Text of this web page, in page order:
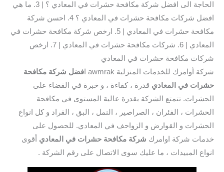
الحاجة الى افضل شركة مكافحة حشرات في المعادي ؟ | 3. ما هي
افضل شركات مكافحة حشرات في المعادي ؟ 4. احسن شركة
مكافحة حشرات في المعادي | 5. ارخص شركة مكافحة حشرات في
المعادي | 6. شركات مكافحة حشرات في المعادي | 7. ارخص
شركات مكافحة حشرات في المعادي
شركة أوامرك للخدمات المنزلية awmrak ا
فضل شركة مكافحة
حشرات في المعادي قدرة ، كفاءة ، و خبرة في القضاء على
الحشرات. تتمتع الشركة بقدرة عالية المستوى في مكافحة
الحشرات ، الفئران ، الصراصير ، النمل ، البق ، القراد و كل انواع
الحشرات و القوارض و الزواحف في المعادي. للحصول على
خدمات شركة اوامرك شركة مكافحة حشرات في المعادي أقوى
انواع المبيدات ، ما عليك سوى الاتصال على رقم الشركة .